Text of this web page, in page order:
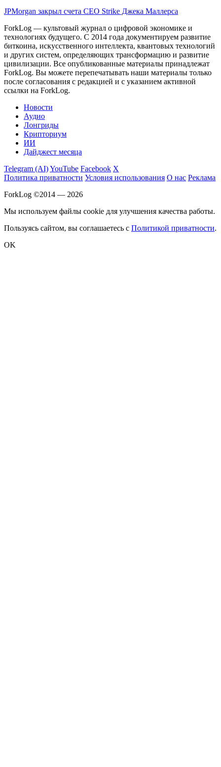
JPMorgan закрыл счета CEO Strike Джека Маллерса
ForkLog — культовый журнал о цифровой экономике и
технологиях будущего. С 2014 года документируем развитие
биткоина, искусственного интеллекта, квантовых технологий
и других систем, определяющих трансформацию и развитие
цивилизации. Все опубликованные материалы принадлежат
ForkLog. Вы можете перепечатывать наши материалы только
после согласования с редакцией и с указанием активной
ссылки на ForkLog.
Новости
Аудио
Лонгриды
Крипториум
ИИ
Дайджест месяца
Telegram (AI)YouTube Facebook X
Политика приватности Условия использования О нас Реклама
ForkLog ©2014 — 2026
Мы используем файлы cookie для улучшения качества работы.
Пользуясь сайтом, вы соглашаетесь с Политикой приватности.
OK